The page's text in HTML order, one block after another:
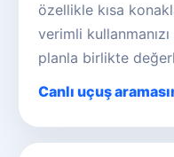
özellikle kısa
verimli
planla birlikte
Canlı uçuş